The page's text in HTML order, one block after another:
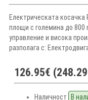
Електрическата косачка
площи с големина до 800
управление и висока
разполага с:
126.95€
Наличност В